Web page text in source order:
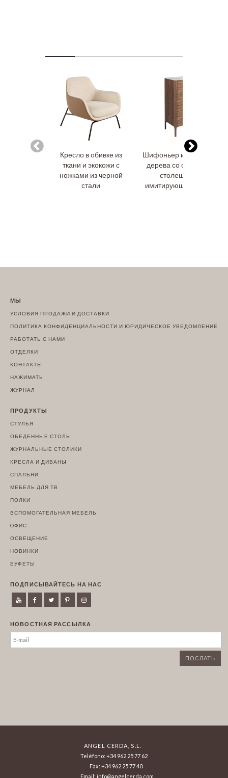
Кресло в обивке из
ткани и экокожи с
ножками из черной
стали
Шифоньер из орехового
дерева со стеклянной
столешницей,
имитирующей мрамор
МЫ
УСЛОВИЯ ПРОДАЖИ И ДОСТАВКИ
ПОЛИТИКА КОНФИДЕНЦИАЛЬНОСТИ И ЮРИДИЧЕСКОЕ УВЕДОМЛЕНИЕ
РАБОТАТЬ С НАМИ
ОТДЕЛКИ
КОНТАКТЫ
НАЖИМАТЬ
ЖУРНАЛ
ПРОДУКТЫ
СТУЛЬЯ
ОБЕДЕННЫЕ СТОЛЫ
ЖУРНАЛЬНЫЕ СТОЛИКИ
КРЕСЛА И ДИВАНЫ
СПАЛЬНИ
МЕБЕЛЬ ДЛЯ ТВ
ПОЛКИ
ВСПОМОГАТЕЛЬНАЯ МЕБЕЛЬ
OФИС
ОСВЕЩЕНИЕ
НОВИНКИ
БУФЕТЫ
ПОДПИСЫВАЙТЕСЬ НА НАС
НОВОСТНАЯ РАССЫЛКА
ANGEL CERDA, S.L.
Teléfono: +34 962 25 77 62
Fax: +34 962 25 77 40
Email: info@angelcerda.com